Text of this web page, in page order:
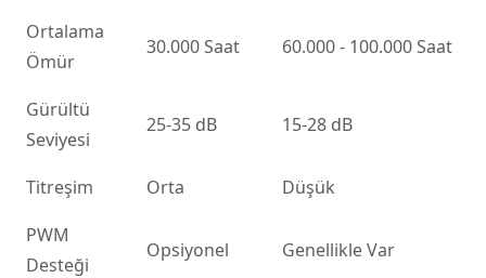
Ortalama
Ömür
30.000 Saat 60.000 - 100.000 Saat
Gürültü
Seviyesi
25-35 dB 15-28 dB
Titreşim Orta
Düşük
PWM
Desteği
Opsiyonel Genellikle Var